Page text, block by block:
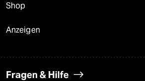
Shop
Anzeigen
Fragen & Hilfe